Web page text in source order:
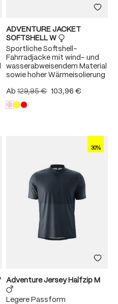
ADVENTURE JACKET
SOFTSHELL W
Sportliche Softshell-
Fahrradjacke mit wind- und
wasserabweisendem Material
sowie hoher Wärmeisolierung
Ab 129,95 € 103,96 €
30%
Adventure Jersey Halfzip M
Legere Passform